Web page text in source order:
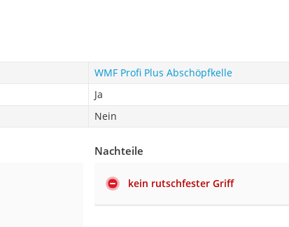
WMF Profi Plus Abschöpfkelle
Ja
Nein
Nachteile
kein rutschfester Griff